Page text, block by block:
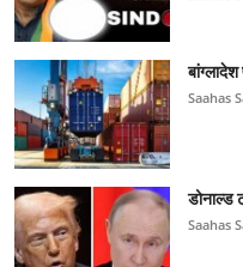
Saahas
डोनाल्ड
Saahas